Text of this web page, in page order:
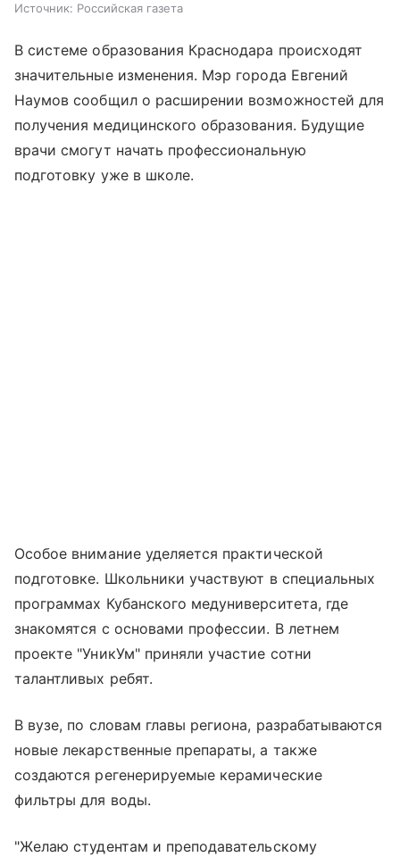
Источник: Российская газета
В системе образования Краснодара происходят
значительные изменения. Мэр города Евгений
Наумов сообщил о расширении возможностей для
получения медицинского образования. Будущие
врачи смогут начать профессиональную
подготовку уже в школе.
Особое внимание уделяется практической
подготовке. Школьники участвуют в специальных
программах Кубанского медуниверситета, где
знакомятся с основами профессии. В летнем
проекте "УникУм" приняли участие сотни
талантливых ребят.
В вузе, по словам главы региона, разрабатываются
новые лекарственные препараты, а также
создаются регенерируемые керамические
фильтры для воды.
"Желаю студентам и преподавательскому